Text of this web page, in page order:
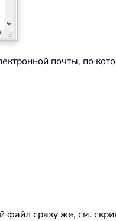
почты, по
файл сразу же, см.